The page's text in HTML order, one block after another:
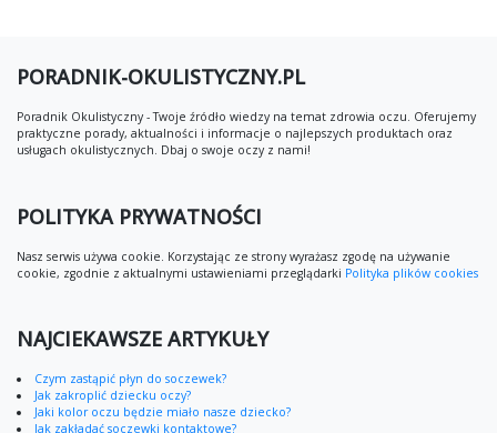
PORADNIK-OKULISTYCZNY.PL
Poradnik Okulistyczny - Twoje źródło wiedzy na temat zdrowia oczu. Oferujemy
praktyczne porady, aktualności i informacje o najlepszych produktach oraz
usługach okulistycznych. Dbaj o swoje oczy z nami!
POLITYKA PRYWATNOŚCI
Nasz serwis używa cookie. Korzystając ze strony wyrażasz zgodę na używanie
cookie, zgodnie z aktualnymi ustawieniami przeglądarki Polityka plików cookies
NAJCIEKAWSZE ARTYKUŁY
Czym zastąpić płyn do soczewek?
Jak zakroplić dziecku oczy?
Jaki kolor oczu będzie miało nasze dziecko?
Jak zakładać soczewki kontaktowe?